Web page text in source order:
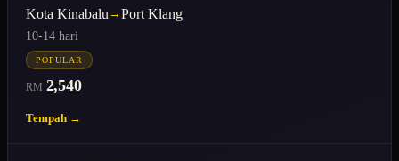
Kota Kinabalu → Port Klang
10-14 hari
POPULAR
RM 2,540
Tempah →